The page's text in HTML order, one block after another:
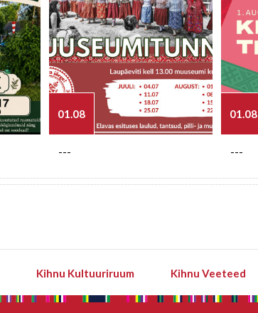
01.08
---
01.08
---
Kihnu Kultuuriruum Kihnu Veeteed